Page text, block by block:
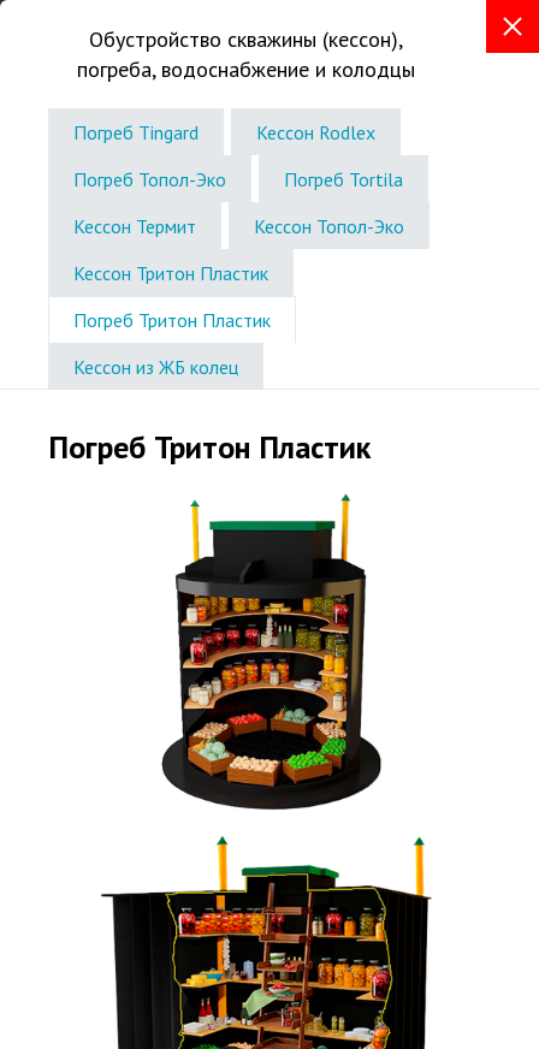
Закажите бесплатный расчет и
с 8:00 до 19:00
Телефон в г. Казань
Обустройство скважины (кессон),
погреба, водоснабжение и колодцы
Погреб Tingard
Кессон Rodlex
Погреб Топол-Эко
Погреб Tortila
Кессон Термит
Кессон Топол-Эко
Кессон Тритон Пластик
Погреб Тритон Пластик
Кессон из ЖБ колец
Погреб Тритон Пластик